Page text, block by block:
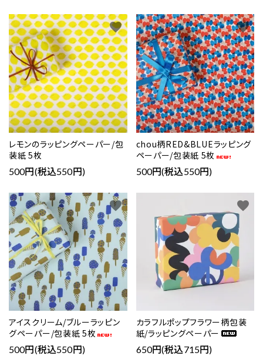
レモンのラッピングペーパー/包
装紙 5枚
500円(税込550円)
favorite
chou柄RED&BLUEラッピング
ペーパー/包装紙 5枚
500円(税込550円)
favorite
アイスクリーム/ブルーラッピン
グペーパー/包装紙 5枚
500円(税込550円)
favorite
カラフルポップフラワー柄包装
紙/ラッピングペーパー
650円(税込715円)
favorite